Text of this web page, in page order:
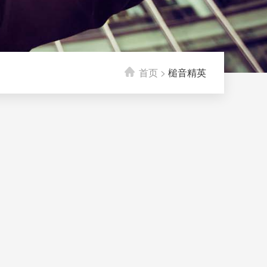
首页 > 槌音精英